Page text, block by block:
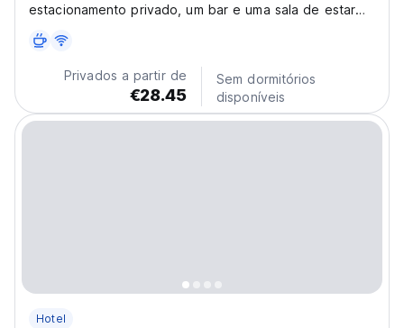
estacionamento privado, um bar e uma sala de estar
Privados a partir de
€28.45
Sem dormitórios
disponíveis
Hotel